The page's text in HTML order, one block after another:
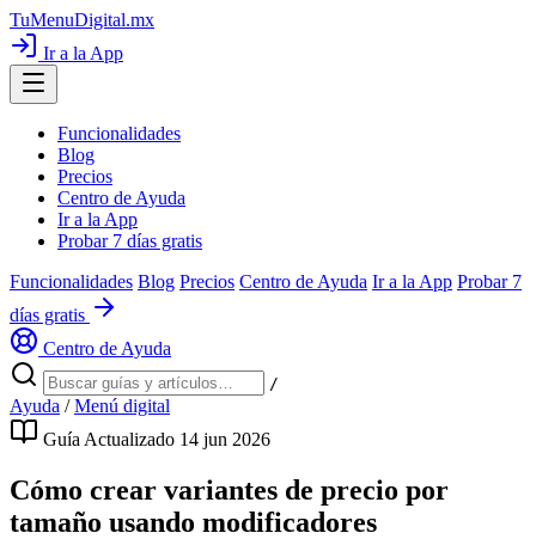
TuMenuDigital.mx
Ir a la App
Funcionalidades
Blog
Precios
Centro de Ayuda
Ir a la App
Probar 7 días gratis
Funcionalidades Blog Precios Centro de Ayuda Ir a la App Probar 7
días gratis
Centro de Ayuda
/
Ayuda / Menú digital
Guía Actualizado 14 jun 2026
Cómo crear variantes de precio por
tamaño usando modificadores